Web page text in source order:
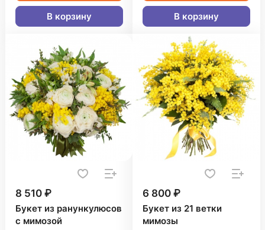
В корзину В корзину
8 510 ₽
Букет из ранункулюсов
с мимозой
6 800 ₽
Букет из 21 ветки
мимозы